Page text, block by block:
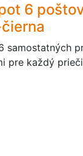
6
samostatných
pre každý